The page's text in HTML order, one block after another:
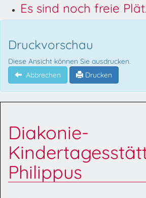
Es sind noch freie
Druckvorschau
Diese Ansicht können Sie ausdrucken.
Abbrechen
Drucken
Diakonie-
Philippus